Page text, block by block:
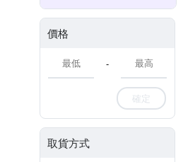
價格
-
確定
取貨方式